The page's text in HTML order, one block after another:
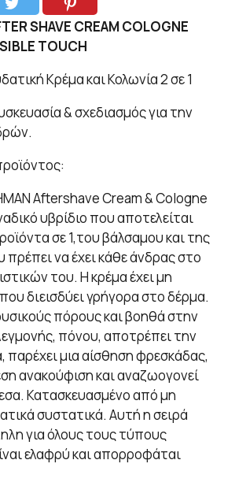
SHAVE CREAM COLOGNE
TOUCH
Κρέμα και Κολωνία 2 σε 1
& σχεδιασμός για την
Aftershave Cream & Cologne
υβρίδιο που αποτελείται
σε 1,του βάλσαμου και της
πρέπει να έχει κάθε άνδρας στο
του. Η κρέμα έχει μη
διεισδύει γρήγορα στο δέρμα.
πόρους και βοηθά στην
πόνου, αποτρέπει την
μια αίσθηση φρεσκάδας,
ανακούφιση και αναζωογονεί
Κατασκευασμένο από μη
συστατικά. Αυτή η σειρά
για όλους τους τύπους
ελαφρύ και απορροφάται